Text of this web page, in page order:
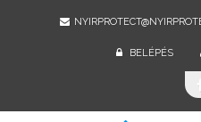
BELÉPÉS